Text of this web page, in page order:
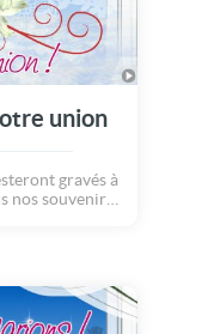
union
gravés à
nos souvenirs,